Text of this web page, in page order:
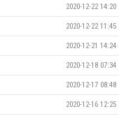
2020-12-22 14:20
2020-12-22 11:45
2020-12-21 14:24
2020-12-18 07:34
2020-12-17 08:48
2020-12-16 12:25